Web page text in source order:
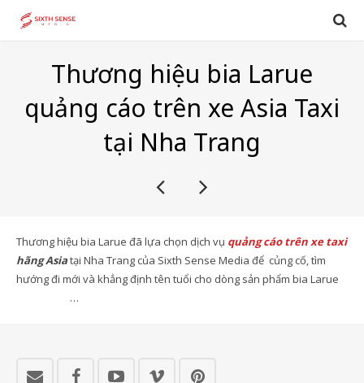
Thương hiệu bia Larue
quảng cáo trên xe Asia Taxi
tại Nha Trang
Thương hiệu bia Larue đã lựa chọn dịch vụ quảng cáo trên xe taxi
hãng Asiatại Nha Trang của Sixth Sense Media để củng cố, tìm
hướng đi mới và khẳng định tên tuổi cho dòng sản phẩm bia Larue
…